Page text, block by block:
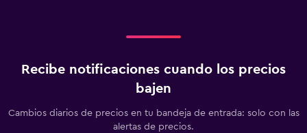
Recibe notificaciones cuando los precios
bajen
Cambios diarios de precios en tu bandeja de entrada: solo con las
alertas de precios.